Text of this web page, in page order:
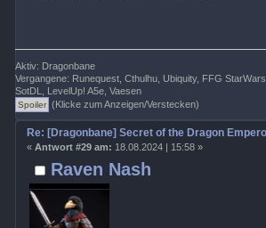
Aktiv: Dragonbane
Vergangene: Runequest, Cthulhu, Ubiquity, FFG
SotDL, LevelUp! A5e, Vaesen
(Klicke zum Anzeigen/Verstecken)
Raven Nash
Re: [Dragonbane] Secret of the Dragon
« Antwort #29 am: 18.08.2024 | 15:58 »